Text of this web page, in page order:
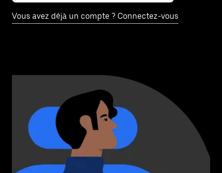
Vous avez déjà un compte ? Connectez-vous